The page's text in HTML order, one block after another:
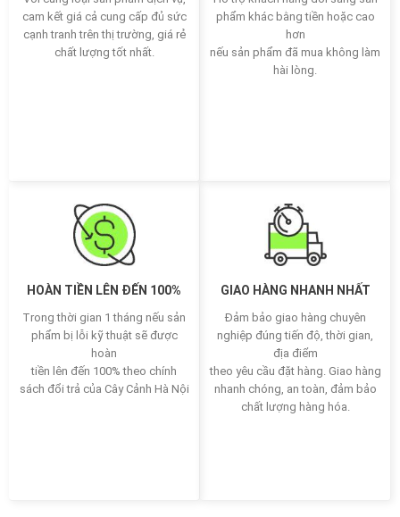
cam kết giá cả cung cấp đủ sức
cạnh tranh trên thị trường, giá rẻ
chất lượng tốt nhất.
phẩm khác bằng tiền hoặc cao
hơn
nếu sản phẩm đã mua không làm
hài lòng.
HOÀN TIỀN LÊN ĐẾN 100%
Trong thời gian 1 tháng nếu sản
phẩm bị lỗi kỹ thuật sẽ được
hoàn
tiền lên đến 100% theo chính
sách đổi trả của Cây Cảnh Hà Nội
GIAO HÀNG NHANH NHẤT
Đảm bảo giao hàng chuyên
nghiệp đúng tiến độ, thời gian,
địa điểm
theo yêu cầu đặt hàng. Giao hàng
nhanh chóng, an toàn, đảm bảo
chất lượng hàng hóa.